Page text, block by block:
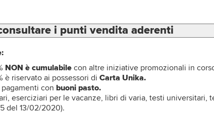
i punti vendita aderenti
NON è cumulabile con altre iniziative promozionali in
è riservato ai possessori di Carta Unika.
con buoni pasto.
eserciziari per le vacanze, libri di varia, testi
del 13/02/2020).